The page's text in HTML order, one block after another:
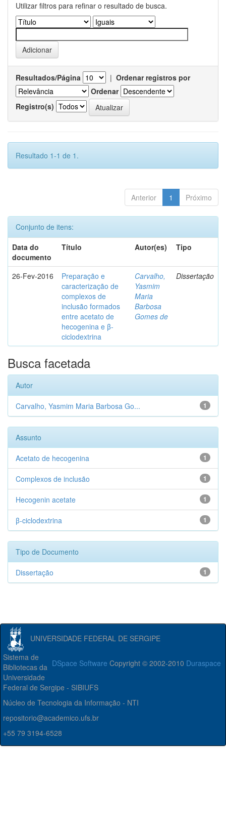
Utilizar filtros para refinar o resultado de busca.
Resultados/Página | Ordenar registros por
Ordenar
Registro(s)
Resultado 1-1 de 1.
Anterior 1 Próximo
Conjunto de itens:
Data do
documento
Título Autor(es) Tipo
26-Fev-2016
Preparação e
caracterização de
complexos de
inclusão formados
entre acetato de
hecogenina e β-
ciclodextrina
Carvalho,
Yasmim
Maria
Barbosa
Gomes de
Dissertação
Busca facetada
Autor
1
Carvalho, Yasmim Maria Barbosa Go...
Assunto
1
Acetato de hecogenina
1
Complexos de inclusão
1
Hecogenin acetate
1
β-ciclodextrina
Tipo de Documento
1
Dissertação
UNIVERSIDADE FEDERAL DE SERGIPE
DSpace Software Copyright © 2002-2010 Duraspace
Sistema de
Bibliotecas da
Universidade
Federal de Sergipe - SIBIUFS
Núcleo de Tecnologia da Informação - NTI
repositorio@academico.ufs.br
+55 79 3194-6528